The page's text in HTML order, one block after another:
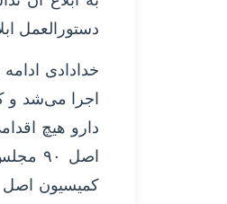
دستورالعمل
خدادادی
دارو هیچ